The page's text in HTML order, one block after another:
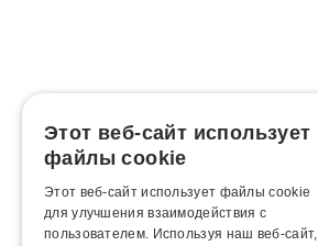
Этот веб-сайт использует
файлы cookie
Этот веб-сайт использует файлы cookie
для улучшения взаимодействия с
пользователем. Используя наш веб-сайт,